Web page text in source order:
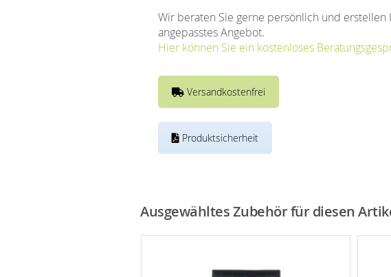
Wir beraten Sie gerne persönlich und
angepasstes Angebot.
Hier können Sie ein kostenloses
Versandkostenfrei
Produktsicherheit
Ausgewähltes Zubehör für diesen